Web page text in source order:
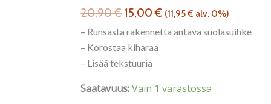
20,90€ 15,00€ (11,95€ alv. 0%)
– Runsasta rakennetta antava suolasuihke
– Korostaa kiharaa
– Lisää tekstuuria
Saatavuus:Vain 1 varastossa